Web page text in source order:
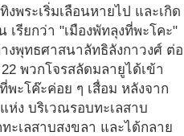
พระเริ่มเลือนหายไป และเกิด
รียกว่า "เมืองพัทลุงที่พะโคะ"
งพุทธศาสนาลัทธิลังกาวงศ์ ต่อ
พวกโจรสลัดมลายูได้เข้า
ะโค๊ะค่อย ๆ เสื่อม หลังจาก
ง บริเวณรอบทะเลสาบ
ะเลสาบสงขลา และได้กลาย